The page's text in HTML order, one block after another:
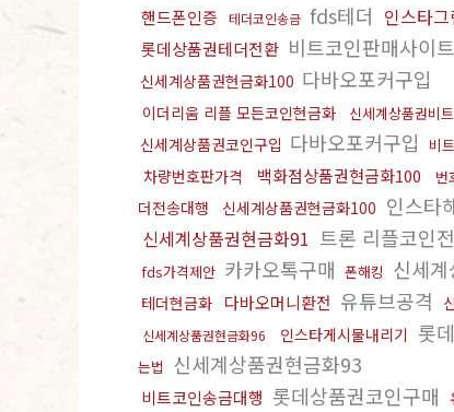
핸드폰인증 테더코인송금 fds테더 인스타
롯데상품권테더전환 비트코인판매사이트
신세계상품권현금화100 다바오포커구입
이더리움 리플 모든코인현금화 신세계상품권비
신세계상품권코인구입 다바오포커구입 비
차량번호판가격 백화점상품권현금화100 번
더전송대행
신세계상품권현금화100 인스타
신세계상품권현금화91 트론 리플코인
fds가격제안 카카오톡구매 폰해킹 신세
테더현금화 다바오머니환전 유튜브공격
신세계상품권현금화96 인스타게시물내리기 롯
는법 신세계상품권현금화93
비트코인송금대행 롯데상품권코인구매